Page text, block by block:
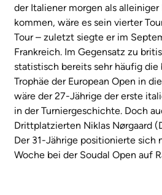
der Italiener morgen als alleiniger
kommen, wäre es sein vierter
Tour – zuletzt siegte er im
Frankreich. Im Gegensatz zu
statistisch bereits sehr häufig die
Trophäe der European Open in
wäre der 27-Jährige der erste
in der Turniergeschichte. Doch
Drittplatzierten Niklas Nørgaard
Der 31-Jährige positionierte sich
Woche bei der Soudal Open auf